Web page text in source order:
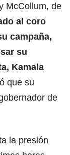
McCollum, de
al coro
campaña,
su
Kamala
que su
de
la presión